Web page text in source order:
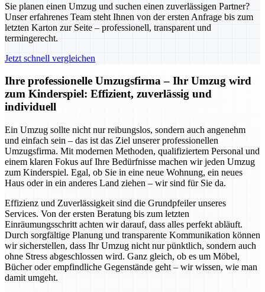
Sie planen einen Umzug und suchen einen zuverlässigen Partner?
Unser erfahrenes Team steht Ihnen von der ersten Anfrage bis zum
letzten Karton zur Seite – professionell, transparent und
termingerecht.
Jetzt schnell vergleichen
Ihre professionelle Umzugsfirma – Ihr Umzug wird
zum Kinderspiel: Effizient, zuverlässig und
individuell
Ein Umzug sollte nicht nur reibungslos, sondern auch angenehm
und einfach sein – das ist das Ziel unserer professionellen
Umzugsfirma. Mit modernen Methoden, qualifiziertem Personal und
einem klaren Fokus auf Ihre Bedürfnisse machen wir jeden Umzug
zum Kinderspiel. Egal, ob Sie in eine neue Wohnung, ein neues
Haus oder in ein anderes Land ziehen – wir sind für Sie da.
Effizienz und Zuverlässigkeit sind die Grundpfeiler unseres
Services. Von der ersten Beratung bis zum letzten
Einräumungsschritt achten wir darauf, dass alles perfekt abläuft.
Durch sorgfältige Planung und transparente Kommunikation können
wir sicherstellen, dass Ihr Umzug nicht nur pünktlich, sondern auch
ohne Stress abgeschlossen wird. Ganz gleich, ob es um Möbel,
Bücher oder empfindliche Gegenstände geht – wir wissen, wie man
damit umgeht.